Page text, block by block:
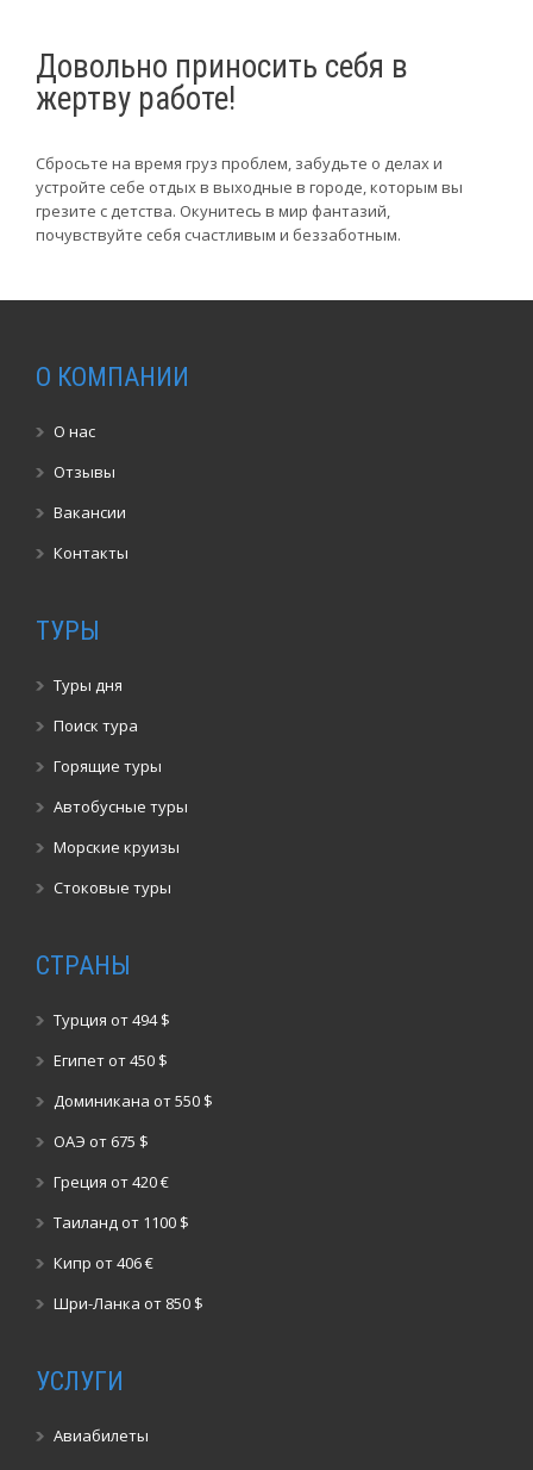
Довольно приносить себя в
жертву работе!
Сбросьте на время груз проблем, забудьте о делах и
устройте себе отдых в выходные в городе, которым вы
грезите с детства. Окунитесь в мир фантазий,
почувствуйте себя счастливым и беззаботным.
О КОМПАНИИ
О нас
Отзывы
Вакансии
Контакты
ТУРЫ
Туры дня
Поиск тура
Горящие туры
Автобусные туры
Морские круизы
Стоковые туры
СТРАНЫ
Турция от 494 $
Египет от 450 $
Доминикана от 550 $
ОАЭ от 675 $
Греция от 420 €
Таиланд от 1100 $
Кипр от 406 €
Шри-Ланка от 850 $
УСЛУГИ
Авиабилеты